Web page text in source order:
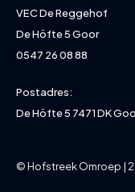
VEC De Reggehof
De Höfte 5 Goor
0547 26 08 88
Postadres:
De Höfte 5 7471 DK
© Hofstreek Omroep |